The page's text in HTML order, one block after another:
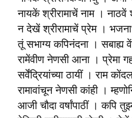
नायकें श्रीरामाचें नाम । नाठवें
न देखें श्रीरामाचें प्रेम ।
तूं सभाग्य कपिनंदना । सबाह्य
रामेंवीण नेणसी आना । प्रेमा
सर्वेंद्रियांच्या ठायीं । राम
रामावांचून नेणसी कांही ।
आजी चौदा वर्षांपाठीं । कपि